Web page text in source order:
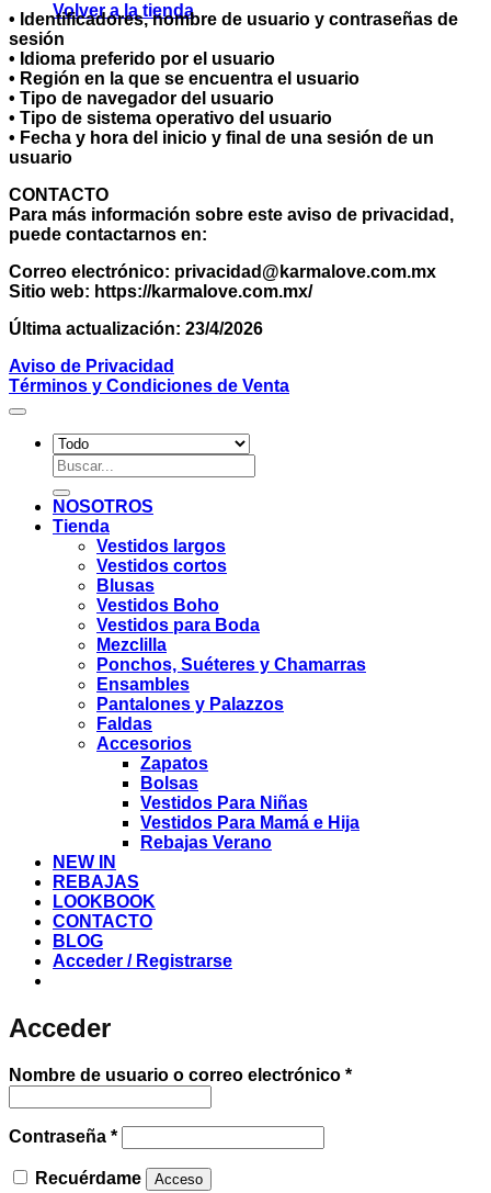
Volver a la tienda
• Identificadores, nombre de usuario y contraseñas de
sesión
• Idioma preferido por el usuario
• Región en la que se encuentra el usuario
• Tipo de navegador del usuario
• Tipo de sistema operativo del usuario
• Fecha y hora del inicio y final de una sesión de un
usuario
CONTACTO
Para más información sobre este aviso de privacidad,
puede contactarnos en:
Correo electrónico: privacidad@karmalove.com.mx
Sitio web: https://karmalove.com.mx/
Última actualización: 23/4/2026
Aviso de Privacidad
Términos y Condiciones de Venta
Buscar
por:
NOSOTROS
Tienda
Vestidos largos
Vestidos cortos
Blusas
Vestidos Boho
Vestidos para Boda
Mezclilla
Ponchos, Suéteres y Chamarras
Ensambles
Pantalones y Palazzos
Faldas
Accesorios
Zapatos
Bolsas
Vestidos Para Niñas
Vestidos Para Mamá e Hija
Rebajas Verano
NEW IN
REBAJAS
LOOKBOOK
CONTACTO
BLOG
Acceder / Registrarse
Acceder
Nombre de usuario o correo electrónico *Obligatorio
Contraseña *Obligatorio
Recuérdame Acceso